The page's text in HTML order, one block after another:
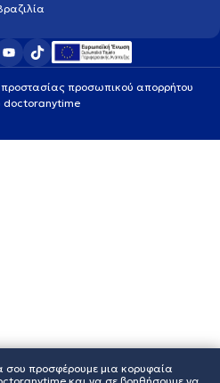
προστασίας προσωπικού απορρήτου
σου προσφέρουμε μια κορυφαία